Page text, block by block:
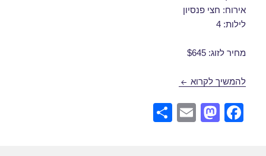
אירוח: חצי פנסיון
לילות: 4
מחיר לזוג: $645
להמשיך לקרוא חבילות נופש לורנה בפברואר 24/02/2019
F
M
E